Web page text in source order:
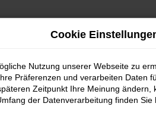
Cookie
Nutzung unserer Webseite zu
Präferenzen und verarbeiten Daten
Zeitpunkt Ihre Meinung
der Datenverarbeitung finden Sie